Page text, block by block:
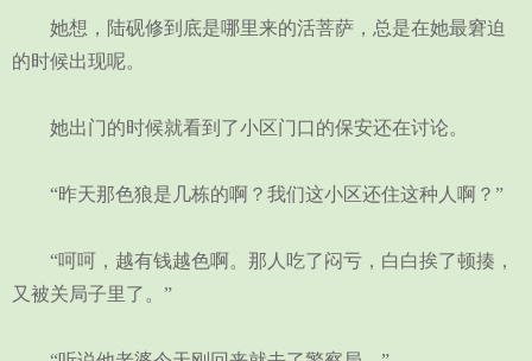
她想，陆砚修到底是哪里来的活菩萨，总是在她最窘迫
的时候出现呢。
她出门的时候就看到了小区门口的保安还在讨论。
“昨天那色狼是几栋的啊？我们这小区还住这种人啊？”
“呵呵，越有钱越色啊。那人吃了闷亏，白白挨了顿揍，
又被关局子里了。”